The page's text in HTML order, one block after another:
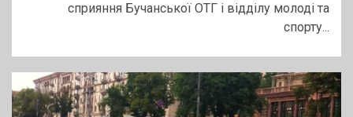
сприяння Бучанської ОТГ і відділу молоді та
спорту...